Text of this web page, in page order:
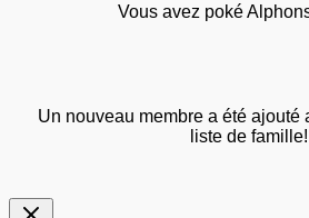
Vous avez poké
Un nouveau membre a été ajouté
liste de famille!